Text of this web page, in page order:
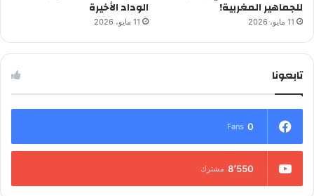
للجماهير المغربية!
11 مايو، 2026
الوداد الأخيرة
11 مايو، 2026
تابعونا
0
Fans
8٬550 مشترك